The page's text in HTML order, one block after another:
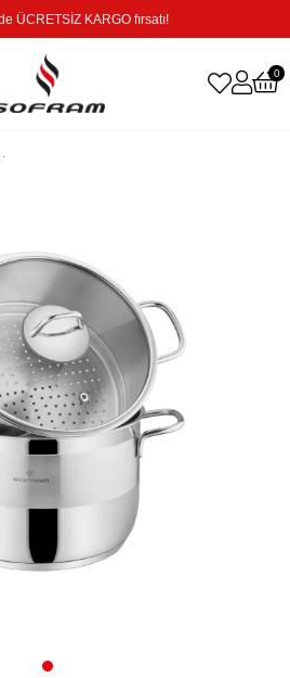
ÜCRETSİZ KARGO fırsatı!
0
Seti - 3,50 Litre